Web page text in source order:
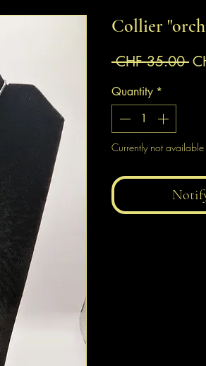
Collier
CHF 35.00
Quantity *
Currently not available